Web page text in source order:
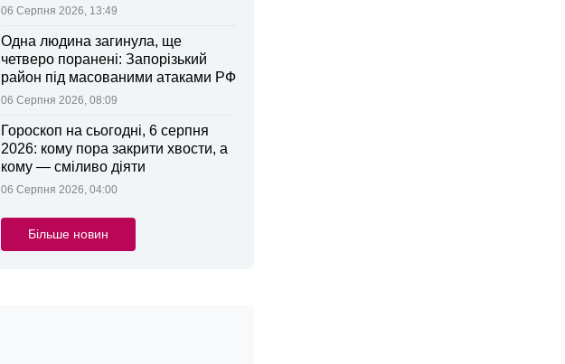
поліса
06 Серпня 2026, 13:49
Одна людина загинула, ще
четверо поранені: Запорізький
район під масованими атаками РФ
06 Серпня 2026, 08:09
Гороскоп на сьогодні, 6 серпня
2026: кому пора закрити хвости, а
кому — сміливо діяти
06 Серпня 2026, 04:00
Більше новин